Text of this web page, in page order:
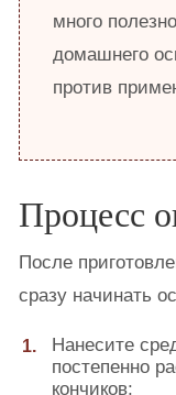
много
домашнего
против
Процесс
После
сразу начинать
Нанесите
постепенно
кончиков;